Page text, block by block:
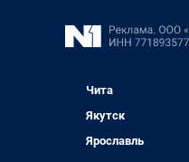
Чита
Якутск
Ярославль